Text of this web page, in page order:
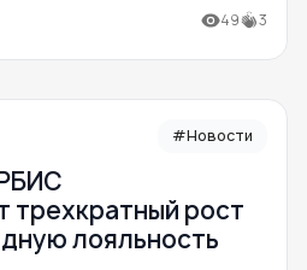
49 3
#Новости
трехкратный рост
лояльность